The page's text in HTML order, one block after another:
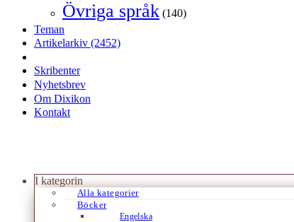
Övriga språk (140)
Teman
Artikelarkiv (2452)
Skribenter
Nyhetsbrev
Om Dixikon
Kontakt
I kategorin
Alla kategorier
Böcker
Engelska